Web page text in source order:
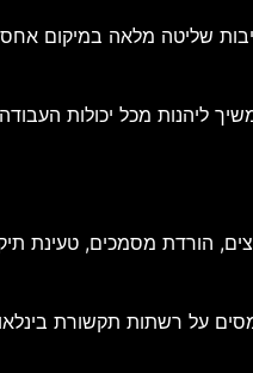
שליטה מלאה במיקום
הורדת מסמכים, טעינת
על רשתות תקשורת